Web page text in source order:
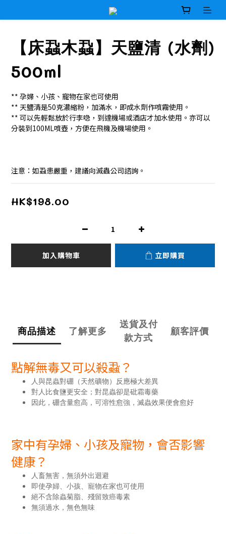
【床蝨木蝨】天鹽清 (水劑)
500ml
** 孕婦、小孩、寵物在家也可使用
** 天鹽清是50克濃縮粉，加滿水，即成水劑作噴霧使用。
** 可以先輕鬆放於行李喼，到達機場或酒店才加水使用。亦可以
分裝到100ML噴壺，方便在飛機及機場使用。
注意：如蝨患嚴重，建議向滅蟲公司諮詢。
HK$198.00
加入購物車 立即購買
商品描述 了解更多
送貨及付
款方式
顧客評價
點解無毒又可以殺蝨？
人與昆蟲對硼（天然礦物）反應極大差異
對人比食鹽更安全；對昆蟲卻是砒霜毒藥
因此，硼含量愈高，可溶性愈強，滅蟲效果便會愈好
家中有孕婦、小孩及寵物，會否影響
健康？
人畜無害， 無須外出迴避
即使孕婦、小孩、寵物在家也可使用
絕不含除蟲菊脂、殘留致癌毒素
無須過水，無色無味